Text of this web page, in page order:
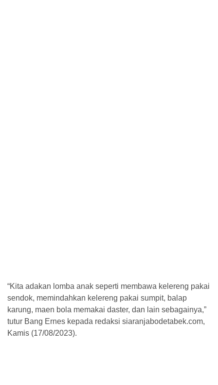
“Kita adakan lomba anak seperti membawa kelereng pakai
sendok, memindahkan kelereng pakai sumpit, balap
karung, maen bola memakai daster, dan lain sebagainya,”
tutur Bang Ernes kepada redaksi siaranjabodetabek.com,
Kamis (17/08/2023).